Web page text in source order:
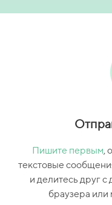
Пишите первым,
текстовые
и делитесь друг
браузера